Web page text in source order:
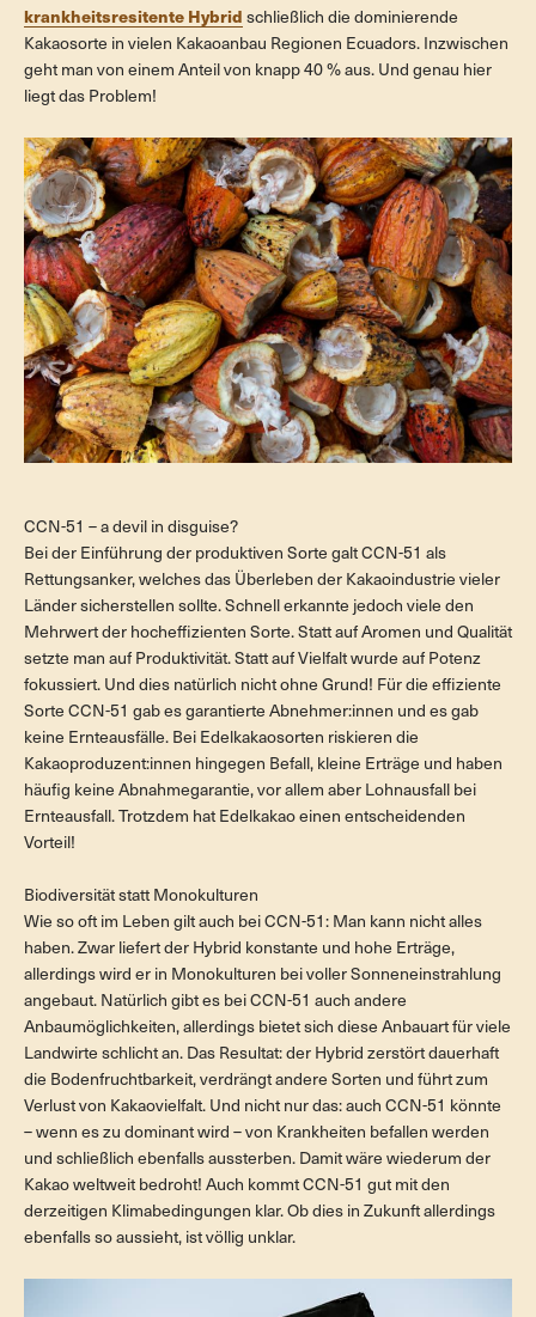
krankheitsresitente Hybrid schließlich die dominierende
Kakaosorte in vielen Kakaoanbau Regionen Ecuadors. Inzwischen
geht man von einem Anteil von knapp 40 % aus. Und genau hier
liegt das Problem!
CCN-51 – a devil in disguise?
Bei der Einführung der produktiven Sorte galt CCN-51 als
Rettungsanker, welches das Überleben der Kakaoindustrie vieler
Länder sicherstellen sollte. Schnell erkannte jedoch viele den
Mehrwert der hocheffizienten Sorte. Statt auf Aromen und Qualität
setzte man auf Produktivität. Statt auf Vielfalt wurde auf Potenz
fokussiert. Und dies natürlich nicht ohne Grund! Für die effiziente
Sorte CCN-51 gab es garantierte Abnehmer:innen und es gab
keine Ernteausfälle. Bei Edelkakaosorten riskieren die
Kakaoproduzent:innen hingegen Befall, kleine Erträge und haben
häufig keine Abnahmegarantie, vor allem aber Lohnausfall bei
Ernteausfall. Trotzdem hat Edelkakao einen entscheidenden
Vorteil!
Biodiversität statt Monokulturen
Wie so oft im Leben gilt auch bei CCN-51: Man kann nicht alles
haben. Zwar liefert der Hybrid konstante und hohe Erträge,
allerdings wird er in Monokulturen bei voller Sonneneinstrahlung
angebaut. Natürlich gibt es bei CCN-51 auch andere
Anbaumöglichkeiten, allerdings bietet sich diese Anbauart für viele
Landwirte schlicht an. Das Resultat: der Hybrid zerstört dauerhaft
die Bodenfruchtbarkeit, verdrängt andere Sorten und führt zum
Verlust von Kakaovielfalt. Und nicht nur das: auch CCN-51 könnte
– wenn es zu dominant wird – von Krankheiten befallen werden
und schließlich ebenfalls aussterben. Damit wäre wiederum der
Kakao weltweit bedroht! Auch kommt CCN-51 gut mit den
derzeitigen Klimabedingungen klar. Ob dies in Zukunft allerdings
ebenfalls so aussieht, ist völlig unklar.